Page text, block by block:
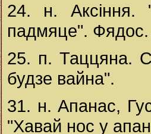
24. н. Аксіння.
падмяце".
25. п. Таццяна.
будзе вайна".
31. н. Апанас,
"Хавай нос у